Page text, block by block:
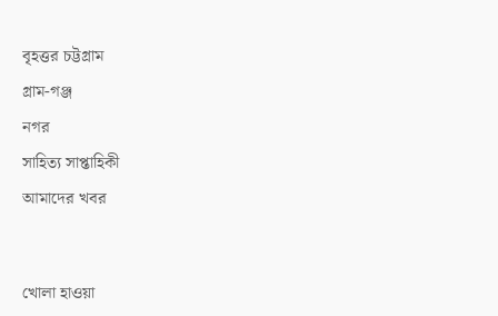
বৃহত্তর চট্টগ্রাম
গ্রাম-গঞ্জ
নগর
সাহিত্য সাপ্তাহিকী
আমাদের খবর
খোলা হাওয়া